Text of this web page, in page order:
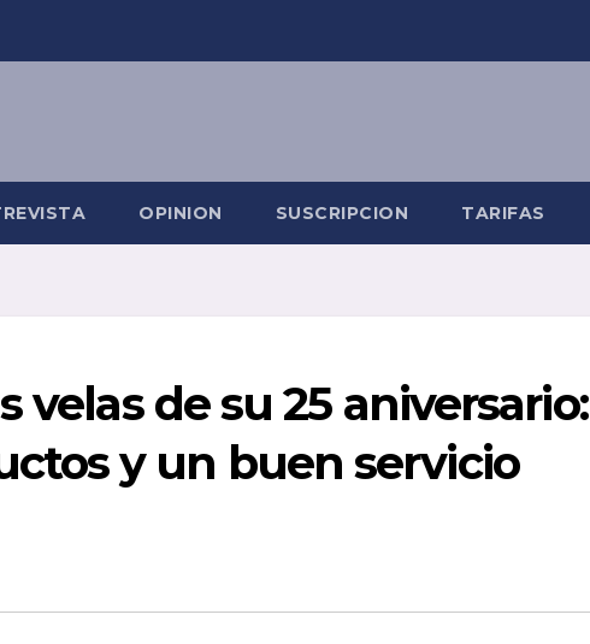
OPINION SUSCRIPCION TARIFAS
velas de su 25 aniversario:
y un buen servicio